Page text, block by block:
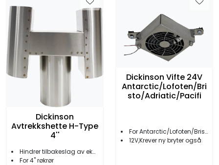
Dickinson
Avtrekkshette H-Type
4''
Hindrer tilbakeslag av eksos
For 4'' røkrør
Dickinson Vifte 24V
Antarctic/Lofoten/Bri
sto/Adriatic/Pacifi
For Antarctic/Lofoten/Bristol/Adriatic/Pacific
12V,Krever ny bryter også